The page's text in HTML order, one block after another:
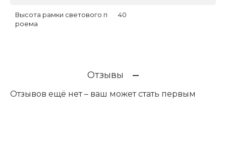
Высота рамки светового п
роема
40
Отзывы
Отзывов ещё нет – ваш может стать первым